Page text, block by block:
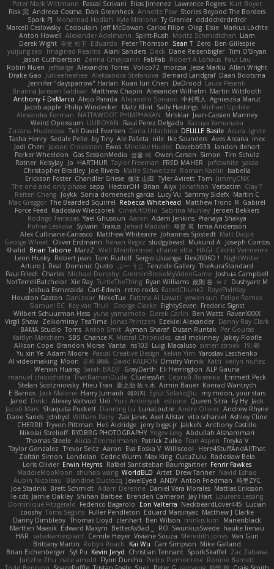
Peter Mark Wittmann Pascal Scrivani Elias Jimenez Lawrence Rogers Kurt Boyer
Risk 📀 Andreea Cosma Dan Greenheck Annette Pew Stories Beyond The Borders
Spark PJ Mohamad Hadlah Kyle Mitrione Ty Grenier dddddrdrdrdrdr
Marcell Ceslowsky Cedoulain Jeff McGowan Carlos Filipe Oleg Elsie Markus Löchte
Anton Howell Alexander Adelmann Spirit-Rush Moritz Schmidtchen Liam
Derek Wight 幸史 松下 Eduardo Peter Thomson Sean T Zero Ben Gillespie
yuijung seo
Imagined Realms Alani Sanders Deck Dane Reisenbigler Tim O'Bryan
Jason Cuthbertson Zerina Cmajcanin FabFab Robert A Lohaus Paul Lau
Robin Nuen jeffsarge Alexandro Torres Volico72 morzsa Jesse Marku Allan Wright
Drake Gao Julileeheehee Aleksandra Stefanova Bernard Landgraf Daan Bootsma
Jennifer "daysparrow" Harlan Kuan lun Chen DaDrood Laura Pesenti
Brianna Janssen Saldivar Matthew Chapin Alexander Wilhelm Martin Wittfooth
Anthony F DeMarco Alejo Parada Alejandro Soriano 中村秀人
Agnieszka Marut
Jacob apple Philip Windecker Matz Klint Sally Hastings Michael Updike
Alexandra Forman NATTAWOOT PHIMPHAKAN MrIsklar Jean-Cassien Marmey
Weird Oposssum LIUBOYAN Raul Perez Delgado Kazuya Yamanaka
Zuzana Hudecova Tell David Evensen Daria Udachina DELILLE Basile Acura .Ignite
Tasha Henry Sedale Pelle by Tiny Ale Pašeta nile Ike Saunders Aves Arcana inex
Jedi Chen
Jaxson Crookston Ewos Miroslav Hudec Davebb933
landon dehart
Parker Wheeldon
Gas SessionMedia 정율 이 Owen Carson Simon Tim Schulz
Ratner KelsyJay Jo HARTHUR Taylor Freeman FRED MAHER prfctwhite yataa
Christopher Bradley Joe Rivera Malte Schweitzer Roman Kaelin Isabella
Erickson Foster Chandler Griese 修汰 山田 Tyler Avirett Tom JimmyCNX
The one and only phase sepp HectorOH Brian Alyx Jonathan Verbatim Clay T
Reiten Cheng Joykk Sonia domenech garcia Lucy Vu Sammy Sidefx Martin C
Mac Greggor The Bearded Squirrel Rebecca Whitehead Matthew Tronc R Gabirél
Force Feed Radosław Wieczorek CineArtOhio Sabrina Munley Jeroen Bekkers
Rodrigo Terrazas Yael Ghusoun Aaron Adam Jenkins Pranaya Shakya
Polina Leskova Sylvain Traxus Jehad Maddah 재윤 옥 Irma Andersson
Alex Cullinane-Carrasco Matthew Whiteacre Johannes Sjöstedt Matt Dalpé
George Wheat Oliver Erdmann Kenan Regez sludgybeast Mukund A Joseph Combs
Khalid Brian Tabone MarzZ Well Misinformed charlie otto HAGI Cédric Vermeirre
Leon Husky Robert jean Tom Rudolf Sergio Uscanga Flex2006D !
NightWriter
Arturo J. Real Dominic Qusto ぶー うじ Tenzide Gallery TheAuraStandard
Paul Friedl Charles Michael Dunphy GremlinBrokeMyVideoGame Joshua Campbell
NotTerrellBatchelor Xie Ray TurtleTheThing Ryan Williams 政則 谷 w z
Dushyant M
Joshua Esmeralda Carl-Edwin retro rocks EasedChunk2 RayePixlrKay
Houston Gaston Danizoar NekoTux Fattma Al Lawati yewen sun Felipe Ramos
Slamuel EC Key van Thull George Clarke EightySeven Frederic Sigrist
Wilbert Schuurman Hess yuna yamamoto Derek Carlin Ben Watts RavenXXXX
Virgil Shaw Zeikomiray TeaTime Jonas Printzen Ezekiel Alexander Danny Ray Clark
BAMA Studio Toms Anton Smit Ayman Sharaf Dusan Runtak Per Gouras
Kaitlyn Matchem
SBS Chance K Mistral Chronicles cael mckinney Jakey Floofle
Allison Cope Brandon Morse Vanta ns103 Luigi Macaluso simen stroek 19:48
Yu xin Ye Adam Moore Pascal Creative Design Kelvin Yim Yaroslav Leschenko
AI videomaking Moon 正和 綱嶋 David KALFON Dmitry Vinnik Katti keilyn nuñez
Wenxin Huang Sarah BADJI GrayDarth Eli Herrington ALP Gauna
manuel chiocchetta ThatRamenDude CluelessArt Cергей Лозенко Emmett Peck
Stefan Scotzniovsky Hieu Tran 新之助 佐々木 Armin Bauer Konrad Wantrych
E Barrios Jack Malone Harry Jumaidi 에이지 Eylül Solakoğlu
my moon, your stars
Jarod Dinki Alexey Vaitvud Udi Yurii Antonyuk estuine Queen Sitra Fy Hy Jack
Jacob Mars Shaquita Puckett Danning Lu LunaLoutre Andre Olivier Andrew Rhyne
Dane Sands Jdnbyd William Parry Zak Jarvis Axel Allstar vito schaniel Ashley Cline
CHERRII Tryvon Pittman Heli Aldridge jerry biggs jr JakkeN Anthony Castillo
Nikolai Strelioff RYDBRG PHOTOGRAPHY Yogev Levy Abdullah Alshammari
Thomas Steele Alicia Zimmermann Patrick Zulke Fran Aspen Freyka V
Taylor Gonzalez Trevor Seitz Aaron Eva Eoska V Williscool
Here4StuffAndAllThat
Zoltán Simon
Londolan Cedric Wurm Max King CucuZulu
Radosław Bela
Loris Olivier Erwin Heyms Rafael Santisteban Baumgartner Fenrir Fawkes
MaddieMooMoon shuhao wang WorldBLD Artet Drew Tanner Navid Eshaq
Aubin Nicoleau
Blandine Ducrocq JewelEyed ANDY Anton Friedman 時里ZYC
Joe Stadnik Brett Schmidt Adam Derenne Daniel Vera Morales Mattias Eriksson
le-cds Jamie Oakley Shihan Barbee Brenden Cameron Jay Hart Lourens Lessing
Dominique Fitzgerald Federico Bagarolo Eon Valterra NeckbeardLover445 Lucian
cooshy Toms Seglins Fuller Pendleton Eduard Marsinyac Matthew J Clarke
Danny Dimbleby Thomas Lloyd clenhart Ben Wilson minkis kim
Manenblack
Martten Maasik Edward Maxym BetterAsBad _ RO SwunkusSwede hauke lienau
HAR valsekamerplant Cemile Høyer Viviane Souza Meredith Jones Van Gun
Brittany Martin Robyn Roach Kai Wu Carr Simpson Mike Galland
Brian Eichenberger Syl Pu Kevin Jeryd Christian Tennant SporkSkaffel
Zac Zabawa
Junzhe Zhu nate arnold Flynn Duniho Pietro Piemontese Ronnie Barnett